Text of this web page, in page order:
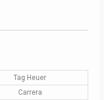
Tag Heuer
Carrera